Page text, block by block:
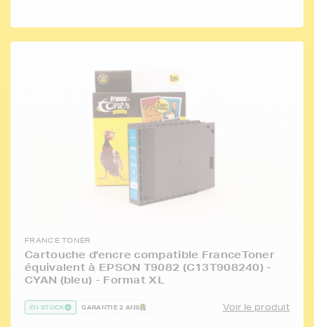
FRANCE TONER
Cartouche d'encre compatible FranceToner
équivalent à EPSON T9082 (C13T908240) -
CYAN (bleu) - Format XL
EN STOCK GARANTIE 2 ANS Voir le produit